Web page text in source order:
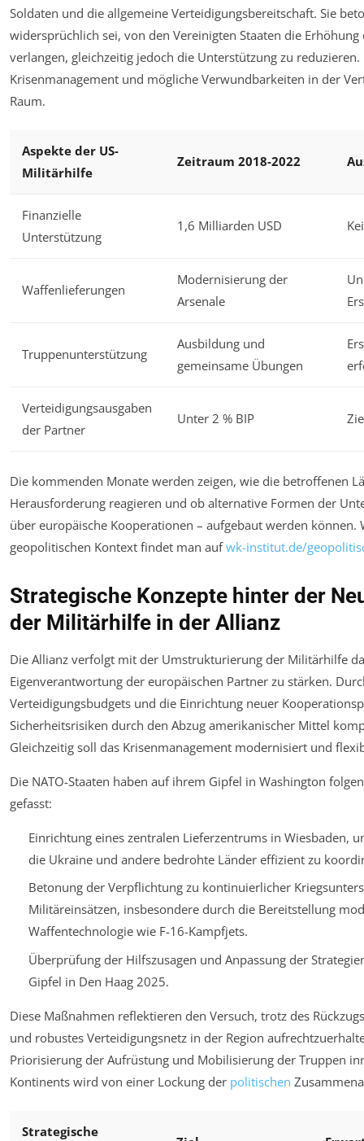
Soldaten und die allgemeine Verteidigungsbereitschaft. Sie
widersprüchlich sei, von den Vereinigten Staaten die Erhöhung
verlangen, gleichzeitig jedoch die Unterstützung zu reduzieren.
Krisenmanagement und mögliche Verwundbarkeiten in der
Raum.
Aspekte der US-
Militärhilfe
Zeitraum 2018-2022
Finanzielle
Unterstützung
1,6 Milliarden USD
Waffenlieferungen
Modernisierung der
Arsenale
Truppenunterstützung
Ausbildung und
gemeinsame Übungen
Verteidigungsausgaben
der Partner
Unter 2 % BIP
Die kommenden Monate werden zeigen, wie die betroffenen
Herausforderung reagieren und ob alternative Formen der
über europäische Kooperationen – aufgebaut werden können.
geopolitischen Kontext findet man aufwk-institut.de/
Strategische Konzepte hinter der
der Militärhilfe in der Allianz
Die Allianz verfolgt mit der Umstrukturierung der Militärhilfe
Eigenverantwortung der europäischen Partner zu stärken.
Verteidigungsbudgets und die Einrichtung neuer
Sicherheitsrisiken durch den Abzug amerikanischer Mittel
Gleichzeitig soll das Krisenmanagement modernisiert und
Die NATO-Staaten haben auf ihrem Gipfel in Washington
gefasst:
Einrichtung eines zentralen Lieferzentrums in Wiesbaden,
die Ukraine und andere bedrohte Länder effizient zu
Betonung der Verpflichtung zu kontinuierlicher
Militäreinsätzen, insbesondere durch die Bereitstellung
Waffentechnologie wie F-16-Kampfjets.
Überprüfung der Hilfszusagen und Anpassung der
Gipfel in Den Haag 2025.
Diese Maßnahmen reflektieren den Versuch, trotz des
und robustes Verteidigungsnetz in der Region
Priorisierung der Aufrüstung und Mobilisierung der Truppen
Kontinents wird von einer Lockung der politischen
Strategische